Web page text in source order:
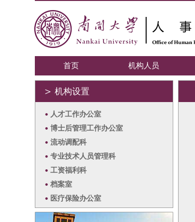
首页 机构人员
＞ 机构设置
• 人才工作办公室
• 博士后管理工作办公室
• 流动调配科
• 专业技术人员管理科
• 工资福利科
• 档案室
• 医疗保险办公室